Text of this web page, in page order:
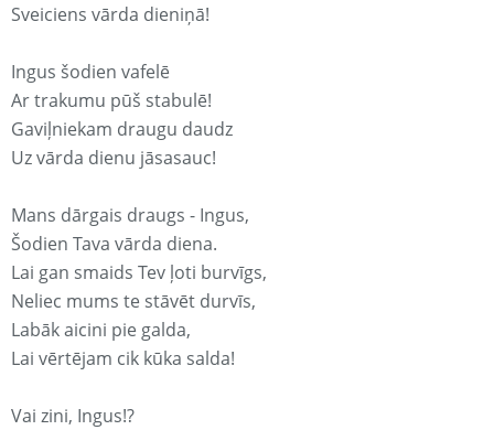
Sveiciens vārda dieniņā!
Ingus šodien vafelē
Ar trakumu pūš stabulē!
Gaviļniekam draugu daudz
Uz vārda dienu jāsasauc!
Mans dārgais draugs - Ingus,
Šodien Tava vārda diena.
Lai gan smaids Tev ļoti burvīgs,
Neliec mums te stāvēt durvīs,
Labāk aicini pie galda,
Lai vērtējam cik kūka salda!
Vai zini, Ingus!?